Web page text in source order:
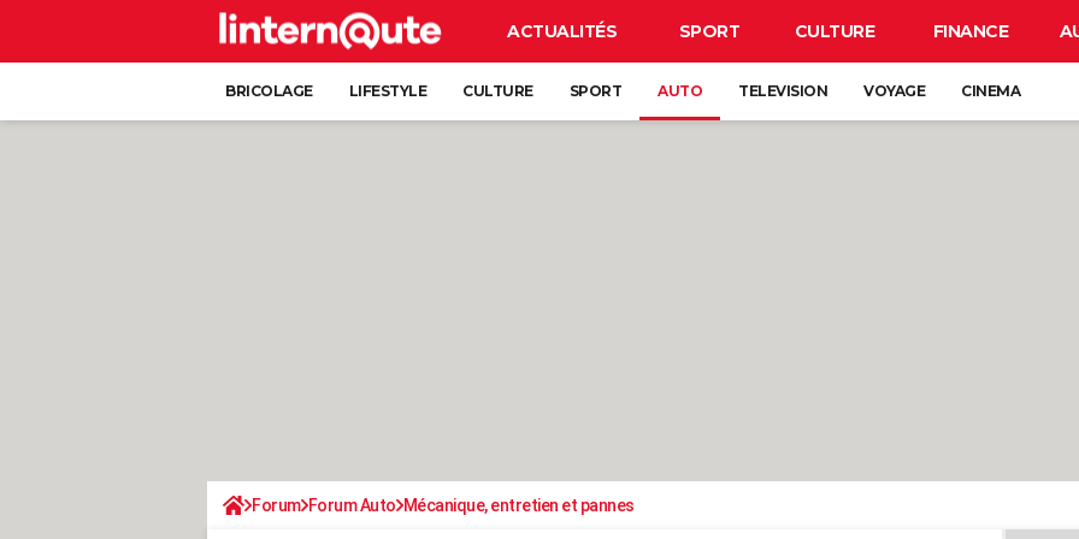
ACTUALITÉS SPORT CULTURE FINANCE
BRICOLAGE LIFESTYLE CULTURE SPORT AUTO TELEVISION VOYAGE CINEMA
Forum Forum Auto Mécanique, entretien et pannes